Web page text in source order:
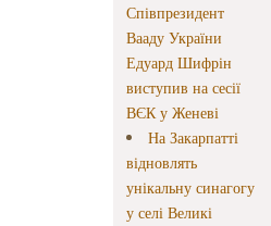
Співпрезидент
Вааду України
Едуард Шифрін
виступив на сесії
ВЄК у Женеві
На Закарпатті
відновлять
унікальну синагогу
у селі Великі